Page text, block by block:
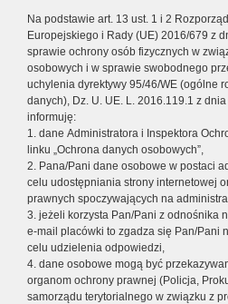
Na podstawie art. 13 ust. 1 i 2
Europejskiego i Rady (UE) 2016/679 z
sprawie ochrony osób fizycznych w
osobowych i w sprawie swobodnego
uchylenia dyrektywy 95/46/WE (ogólne
danych), Dz. U. UE. L. 2016.119.1 z
informuję:
1. dane Administratora i Inspektora
linku „Ochrona danych osobowych”,
2. Pana/Pani dane osobowe w postaci
celu udostępniania strony internetowej
prawnych spoczywających na
3. jeżeli korzysta Pan/Pani z odnośnika
e-mail placówki to zgadza się Pan/Pani
celu udzielenia odpowiedzi,
4. dane osobowe mogą być
organom ochrony prawnej (Policja,
samorządu terytorialnego w związku z